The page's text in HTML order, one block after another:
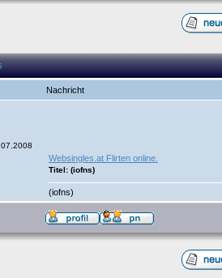
Nachricht
Websingles.at Flirten online.
Titel: (iofns)
(iofns)